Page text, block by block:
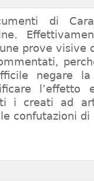
di
prove visive
negare
l’effetto
i creati ad
confutazioni di